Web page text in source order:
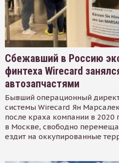
Сбежавший в Россию
финтеха Wirecard
автозапчастями
Бывший операционный
системы Wirecard Ян
после краха компании в 2020
в Москве, свободно
ездит на оккупированные